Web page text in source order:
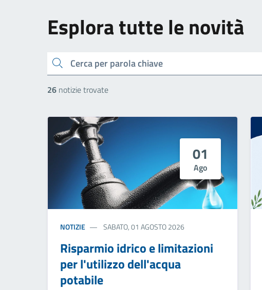
Esplora tutte le novità
cerca
26 notizie trovate
01
Ago
NOTIZIE SABATO, 01 AGOSTO 2026
Risparmio idrico e limitazioni
per l'utilizzo dell'acqua
potabile